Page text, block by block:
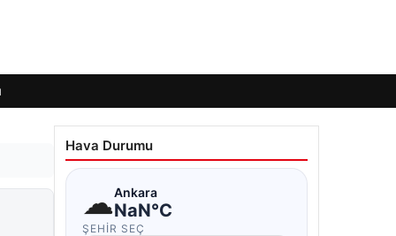
Hava Durumu
☁Ankara
NaN°C
ŞEHIR SEÇ